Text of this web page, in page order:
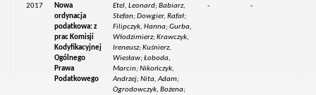
2017
Nowa
ordynacja
podatkowa: z
prac Komisji
Kodyfikacyjnej
Ogólnego
Prawa
Podatkowego
Etel, Leonard; Babiarz,
Stefan; Dowgier, Rafał;
Filipczyk, Hanna; Gurba,
Włodzimierz; Krawczyk,
Ireneusz; Kuśnierz,
Wiesław; Łoboda,
Marcin; Nikończyk,
Andrzej; Nita, Adam;
Ogrodowczyk, Bożena;
- -